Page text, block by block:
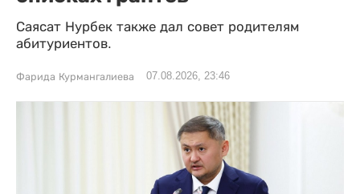
Саясат Нурбек также дал совет родителям
абитуриентов.
Фарида Курмангалиева 07.08.2026, 23:46